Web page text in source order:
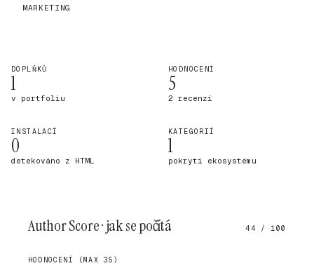
MARKETING
DOPLŇKŮ
1
v portfoliu
HODNOCENÍ
5
2 recenzí
INSTALACÍ
0
detekováno z HTML
KATEGORIÍ
1
pokrytí ekosystému
Author Score · jak se počítá 44 / 100
HODNOCENÍ (MAX 35)